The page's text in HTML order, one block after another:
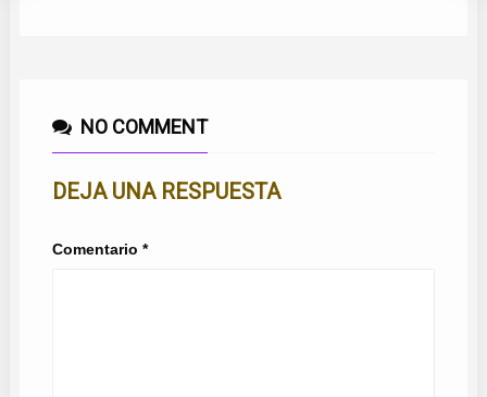
NO COMMENT
DEJA UNA RESPUESTA
Comentario *